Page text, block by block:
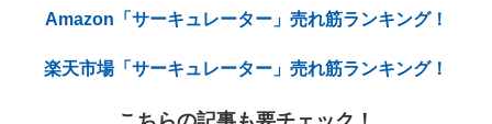
Amazon「サーキュレーター」売れ筋ランキング！
楽天市場「サーキュレーター」売れ筋ランキング！